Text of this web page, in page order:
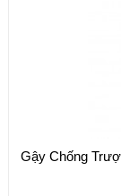
Gậy Chống